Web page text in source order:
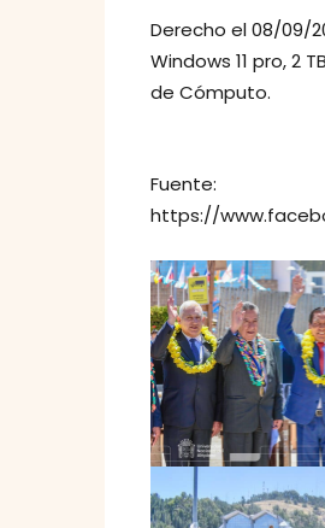
Derecho el 08/09/
Windows 11 pro, 2
de Cómputo.
Fuente:
https://